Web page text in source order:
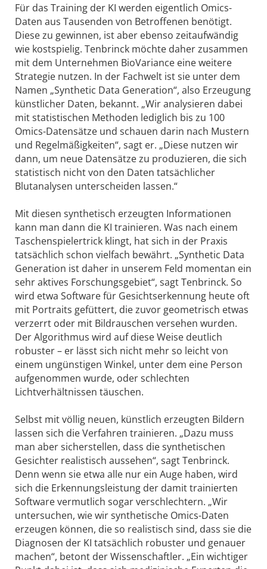
Für das Training der KI werden eigentlich Omics-
Daten aus Tausenden von Betroffenen benötigt.
Diese zu gewinnen, ist aber ebenso zeitaufwändig
wie kostspielig. Tenbrinck möchte daher zusammen
mit dem Unternehmen BioVariance eine weitere
Strategie nutzen. In der Fachwelt ist sie unter dem
Namen „Synthetic Data Generation“, also Erzeugung
künstlicher Daten, bekannt. „Wir analysieren dabei
mit statistischen Methoden lediglich bis zu 100
Omics-Datensätze und schauen darin nach Mustern
und Regelmäßigkeiten“, sagt er. „Diese nutzen wir
dann, um neue Datensätze zu produzieren, die sich
statistisch nicht von den Daten tatsächlicher
Blutanalysen unterscheiden lassen.“
Mit diesen synthetisch erzeugten Informationen
kann man dann die KI trainieren. Was nach einem
Taschenspielertrick klingt, hat sich in der Praxis
tatsächlich schon vielfach bewährt. „Synthetic Data
Generation ist daher in unserem Feld momentan ein
sehr aktives Forschungsgebiet“, sagt Tenbrinck. So
wird etwa Software für Gesichtserkennung heute oft
mit Portraits gefüttert, die zuvor geometrisch etwas
verzerrt oder mit Bildrauschen versehen wurden.
Der Algorithmus wird auf diese Weise deutlich
robuster – er lässt sich nicht mehr so leicht von
einem ungünstigen Winkel, unter dem eine Person
aufgenommen wurde, oder schlechten
Lichtverhältnissen täuschen.
Selbst mit völlig neuen, künstlich erzeugten Bildern
lassen sich die Verfahren trainieren. „Dazu muss
man aber sicherstellen, dass die synthetischen
Gesichter realistisch aussehen“, sagt Tenbrinck.
Denn wenn sie etwa alle nur ein Auge haben, wird
sich die Erkennungsleistung der damit trainierten
Software vermutlich sogar verschlechtern. „Wir
untersuchen, wie wir synthetische Omics-Daten
erzeugen können, die so realistisch sind, dass sie die
Diagnosen der KI tatsächlich robuster und genauer
machen“, betont der Wissenschaftler. „Ein wichtiger